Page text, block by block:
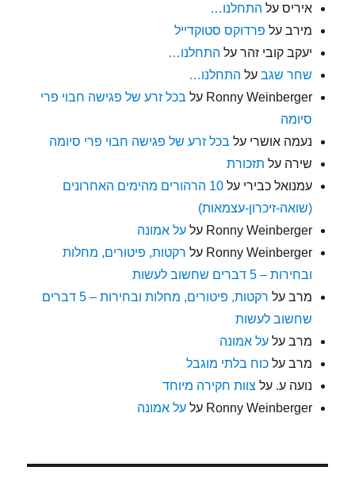
איריס על התחלנו…
מירב על פרדוקס סטוקדייל
יעקב קובי זהר על התחלנו…
שחר שגב על התחלנו…
Ronny Weinberger על בכל זרע של פגישה חבוי פרי
סיומה
נעמה אושרי על בכל זרע של פגישה חבוי פרי סיומה
שירה על תזכורת
עמנואל כבירי על
10 הרהורים מהימים האחרונים
(שואה-זיכרון-עצמאות)
Ronny Weinberger עלעל אמונה
Ronny Weinberger על רקטות, פיטורים, מחלות
ובחירות – 5 דברים שחשוב לעשות
מרב על
רקטות, פיטורים, מחלות ובחירות – 5 דברים
שחשוב לעשות
מרב עלעל אמונה
מרב עלכוח בלתי מוגבל
נועה ע. על צוות חקירה מיוחד
Ronny Weinberger עלעל אמונה